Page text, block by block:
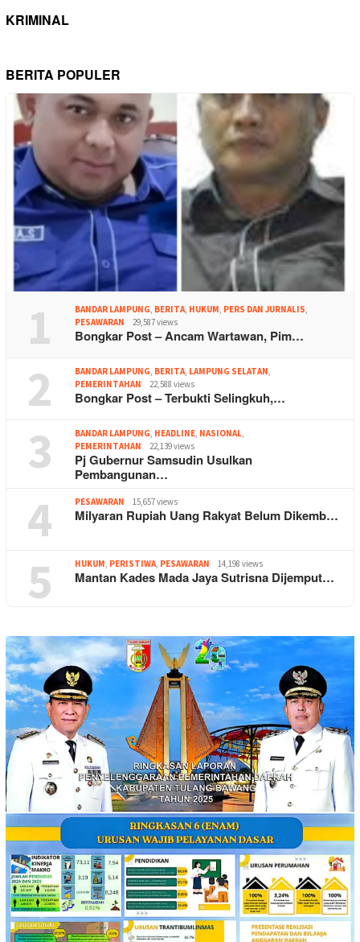
KRIMINAL
BERITA POPULER
1 BANDAR LAMPUNG, BERITA, HUKUM, PERS DAN JURNALIS,
PESAWARAN
29,587 views
Bongkar Post – Ancam Wartawan, Pim…
2 BANDAR LAMPUNG, BERITA, LAMPUNG SELATAN,
PEMERINTAHAN
22,588 views
Bongkar Post – Terbukti Selingkuh,…
3 BANDAR LAMPUNG, HEADLINE, NASIONAL,
PEMERINTAHAN
22,139 views
Pj Gubernur Samsudin Usulkan
Pembangunan…
4 PESAWARAN 15,657 views
Milyaran Rupiah Uang Rakyat Belum Dikemb…
5 HUKUM, PERISTIWA, PESAWARAN 14,198 views
Mantan Kades Mada Jaya Sutrisna Dijemput…